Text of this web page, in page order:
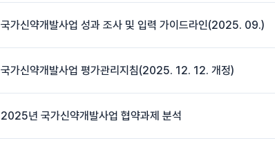
국가신약개발사업 성과 조사 및 입력 가이드라인(2025. 09.)
국가신약개발사업 평가관리지침(2025. 12. 12. 개정)
2025년 국가신약개발사업 협약과제 분석